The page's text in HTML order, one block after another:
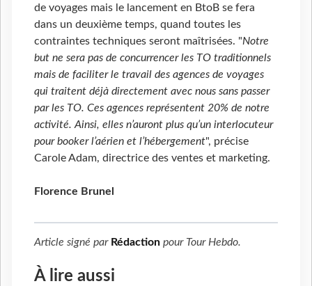
de voyages mais le lancement en BtoB se fera
dans un deuxième temps, quand toutes les
contraintes techniques seront maîtrisées. "Notre
but ne sera pas de concurrencer les TO traditionnels
mais de faciliter le travail des agences de voyages
qui traitent déjà directement avec nous sans passer
par les TO. Ces agences représentent 20% de notre
activité. Ainsi, elles n’auront plus qu’un interlocuteur
pour booker l’aérien et l’hébergement", précise
Carole Adam, directrice des ventes et marketing.
Florence Brunel
Article signé par Rédaction pour Tour Hebdo.
À lire aussi